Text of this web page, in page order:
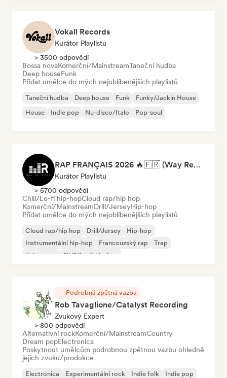
Vokall Records
Kurátor Playlistu
> 3500 odpovědí
Bossa novaKomerční/MainstreamTaneční hudba
Deep houseFunk
Přidat umělce do mých nejoblíbenějších playlistů
Taneční hudba Deep house Funk
Funky/Jackin House
House
Indie pop Nu-disco/Italo Pop-soul
RAP FRANÇAIS 2026 🔥🇫🇷 (Way Records)
Kurátor Playlistu
> 5700 odpovědí
Chill/Lo-fi hip-hopCloud rap/hip hop
Komerční/MainstreamDrill/JerseyHip-hop
Přidat umělce do mých nejoblíbenějších playlistů
Cloud rap/hip hop Drill/Jersey
Hip-hop
Instrumentální hip-hop
Francouzský rap
Trap
Urban pop
Chill/Lo-fi hip-hop
Podrobná zpětná vazba
Rob Tavaglione/Catalyst Recording
Zvukový Expert
> 800 odpovědí
Alternativní rockKomerční/MainstreamCountry
Dream popElectronica
Poskytnout umělcům podrobnou zpětnou vazbu ohledně
jejich zvuku/produkce
Electronica Experimentální rock Indie folk
Indie pop